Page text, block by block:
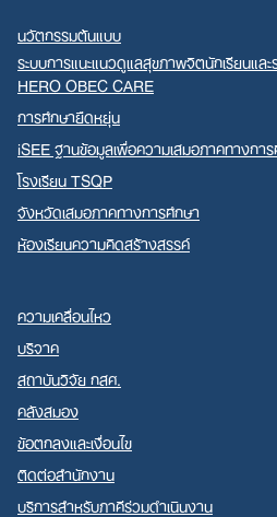
นวัตกรรมต้นแบบ
ระบบการแนะแนวดูแลสุขภาพจิตนักเรียนแล
HERO OBEC CARE
การศึกษายืดหยุ่น
iSEE ฐานข้อมูลเพื่อความเสมอภาคทางกา
โรงเรียน TSQP
จังหวัดเสมอภาคทางการศึกษา
ห้องเรียนความคิดสร้างสรรค์
ความเคลื่อนไหว
บริจาค
สถาบันวิจัย กสศ.
คลังสมอง
ข้อตกลงและเงื่อนไข
ติดต่อสำนักงาน
บริการสำหรับภาคีร่วมดำเนินงาน